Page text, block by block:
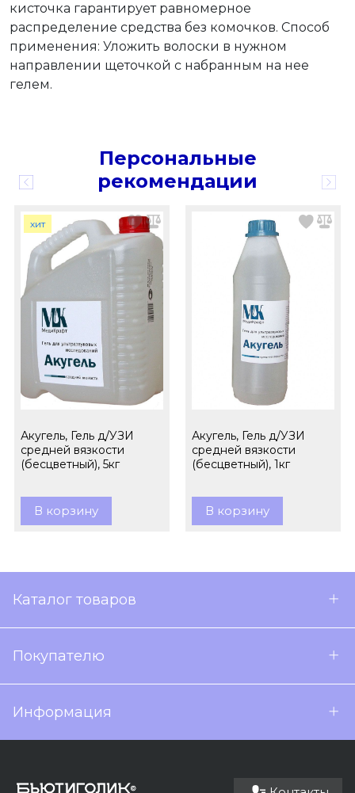
кисточка гарантирует равномерное
распределение средства без комочков. Способ
применения: Уложить волоски в нужном
направлении щеточкой с набранным на нее
гелем.
Персональные
рекомендации
хит
Акугель, Гель д/УЗИ
средней вязкости
(бесцветный), 5кг
В корзину
Акугель, Гель д/УЗИ
средней вязкости
(бесцветный), 1кг
В корзину
Каталог товаров
Покупателю
Информация